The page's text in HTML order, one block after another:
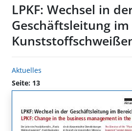
LPKF: Wechsel in
Geschäftsleitung im
Aktuelles
Seite: 13